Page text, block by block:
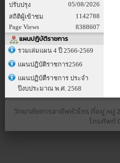
ปรับปรุง
05/08/2026
สถิติผู้เข้าชม
1142788
Page Views
8388607
แผนปฎิบัติราชการ
รวมเล่มแผน 4 ปี 2566-2569
แผนปฎิบัติราชการ2566
แผนปฏิบัตืราชการ ประจำ
ปีงบประมาณ พ.ศ. 2568
วิทยาลัยการอาชีพหัวไทร ที่อยู่ หมู่
โทรศัพท์